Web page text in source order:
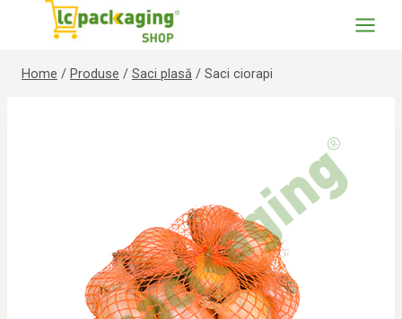
Home / Produse / Saci plasă / Saci ciorapi